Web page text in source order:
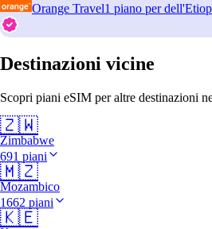
Orange Travel1 piano per
Destinazioni vicine
Scopri piani eSIM per altre destinazioni
🇿🇼
Zimbabwe
691 piani
🇲🇿
Mozambico
1662 piani
🇰🇪